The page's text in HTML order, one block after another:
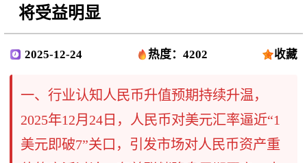
将受益明显
2025-12-24 热度：4202 收藏
一、行业认知人民币升值预期持续升温，
2025年12月24日，人民币对美元汇率逼近“1
美元即破7”关口，引发市场对人民币资产重